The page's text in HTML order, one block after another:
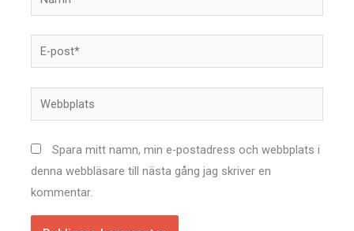
E-
post*
Webbplats
Spara mitt namn, min e-postadress och webbplats i
denna webbläsare till nästa gång jag skriver en
kommentar.